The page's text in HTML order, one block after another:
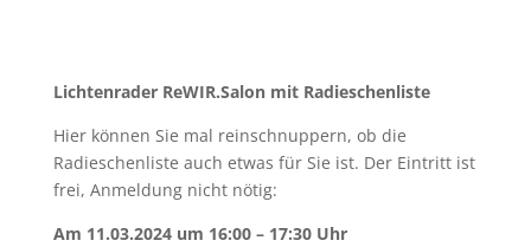
Lichtenrader ReWIR.Salon mit Radieschenliste
Hier können Sie mal reinschnuppern, ob die
Radieschenliste auch etwas für Sie ist. Der Eintritt ist
frei, Anmeldung nicht nötig:
Am 11.03.2024 um 16:00 – 17:30 Uhr